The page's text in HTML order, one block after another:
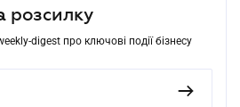
розсилку
digest про ключові події бізнесу